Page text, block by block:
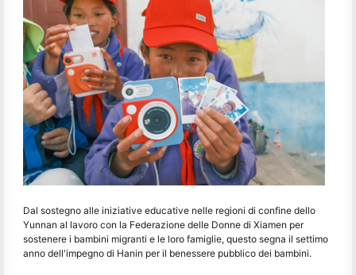
Dal sostegno alle iniziative educative nelle regioni di confine dello
Yunnan al lavoro con la Federazione delle Donne di Xiamen per
sostenere i bambini migranti e le loro famiglie, questo segna il settimo
anno dell'impegno di Hanin per il benessere pubblico dei bambini.